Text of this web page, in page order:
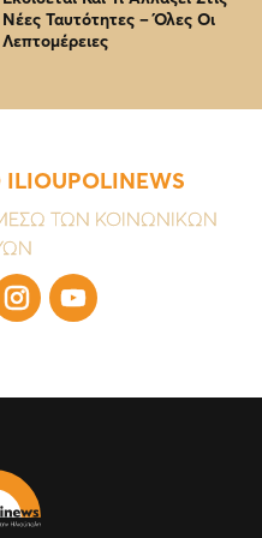
Νέες Ταυτότητες – Όλες Οι
Λεπτομέρειες
ΤΩΝ ΚΟΙΝΩΝΙΚΩΝ
 